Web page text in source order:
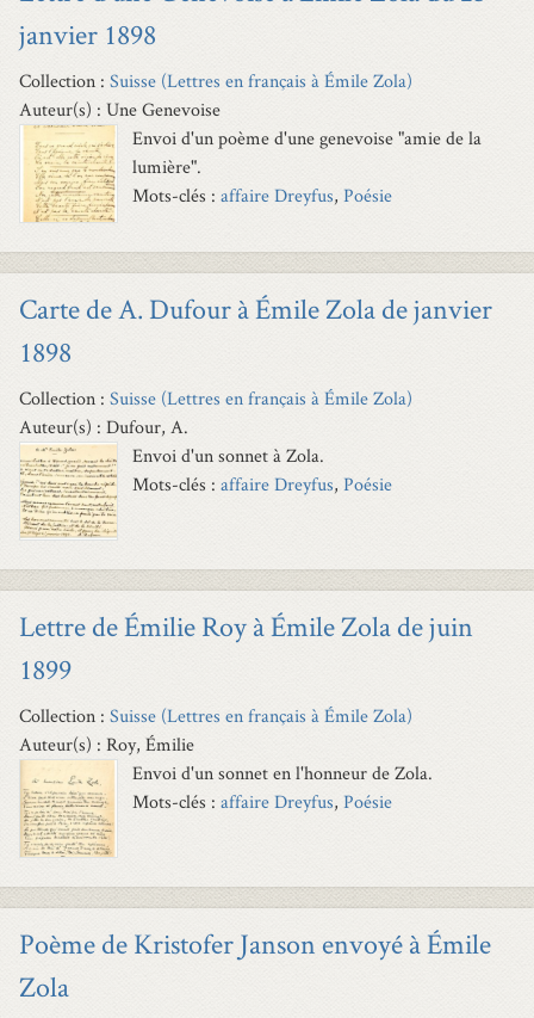
janvier 1898
Collection : Suisse (Lettres en français à Émile Zola)
Auteur(s) : Une Genevoise
Envoi d'un poème d'une genevoise "amie de la
lumière".
Mots-clés : affaire Dreyfus, Poésie
Carte de A. Dufour à Émile Zola de janvier
1898
Collection : Suisse (Lettres en français à Émile Zola)
Auteur(s) : Dufour, A.
Envoi d'un sonnet à Zola.
Mots-clés : affaire Dreyfus, Poésie
Lettre de Émilie Roy à Émile Zola de juin
1899
Collection : Suisse (Lettres en français à Émile Zola)
Auteur(s) : Roy, Émilie
Envoi d'un sonnet en l'honneur de Zola.
Mots-clés : affaire Dreyfus, Poésie
Poème de Kristofer Janson envoyé à Émile
Zola